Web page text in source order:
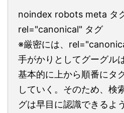
noindex robots meta タ
rel="canonical" タグ
※厳密には、
手がかりとしてグーグル
基本的に上から順番にタ
していく。そのため、検
グは早目に認識できるよ